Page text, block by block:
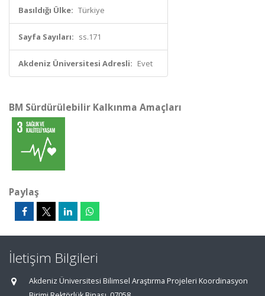
Basıldığı Ülke: Türkiye
Sayfa Sayıları: ss.171
Akdeniz Üniversitesi Adresli: Evet
BM Sürdürülebilir Kalkınma Amaçları
Paylaş
İletişim Bilgileri
Akdeniz Üniversitesi Bilimsel Araştırma Projeleri Koordinasyon